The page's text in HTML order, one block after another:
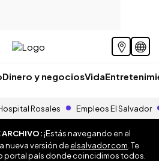
Dinero y negociosVida
Rosales Empleos El Salvador
ARCHIVO:¡Estás navegando en el
nueva versión deelsalvador.com . Te
portal país donde coincidimos todos.